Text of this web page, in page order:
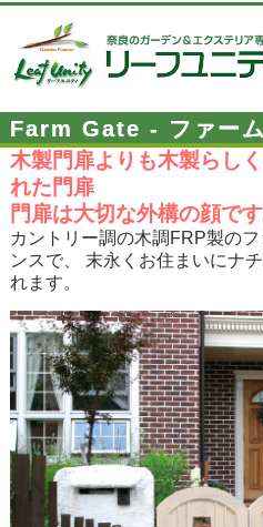
Farm Gate - ファー
木製門扉よりも木製らし
れた門扉
門扉は大切な外構の顔です
カントリー調の木調FRP製の
ンスで、 末永くお住まいにナ
れます。